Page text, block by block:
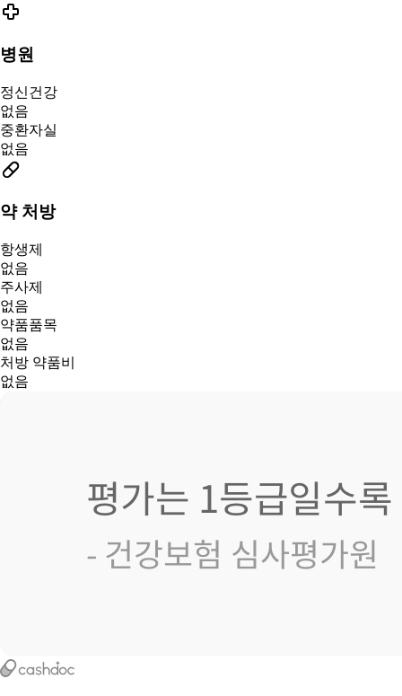
병원
정신건강
없음
중환자실
없음
약 처방
항생제
없음
주사제
없음
약품품목
없음
처방 약품비
없음